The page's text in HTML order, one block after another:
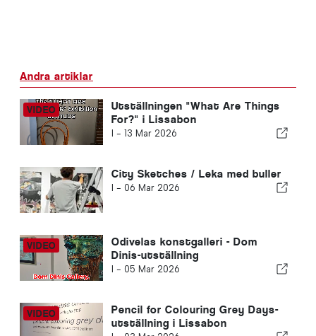
Andra artiklar
Utställningen "What Are Things
For?" i Lissabon
I - 13 Mar 2026
City Sketches / Leka med buller
I - 06 Mar 2026
Odivelas konstgalleri - Dom
Dinis-utställning
I - 05 Mar 2026
Pencil for Colouring Grey Days-
utställning i Lissabon